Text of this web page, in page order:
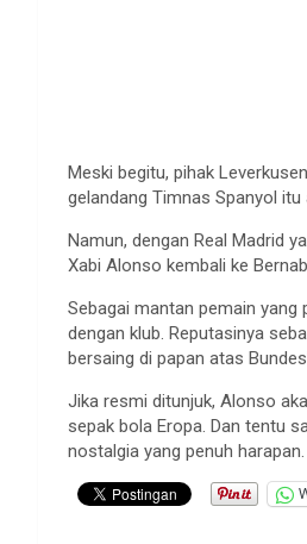
Meski begitu, pihak
gelandang Timnas Spanyol
Namun, dengan Real Madrid
Xabi Alonso kembali ke
Sebagai mantan pemain
dengan klub. Reputasinya
bersaing di papan atas
Jika resmi ditunjuk, Alonso
sepak bola Eropa. Dan tentu
nostalgia yang penuh harapan.